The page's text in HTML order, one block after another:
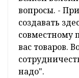
вопросы. -
создавать
совместному
вас товаров.
надо".